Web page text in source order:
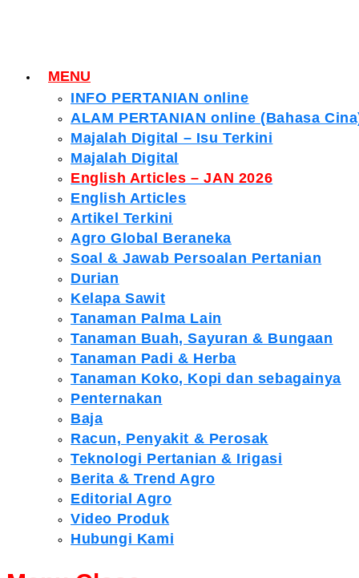
MENU
INFO PERTANIAN online
ALAM PERTANIAN online (Bahasa
Majalah Digital – Isu Terkini
Majalah Digital
English Articles – JAN 2026
English Articles
Artikel Terkini
Agro Global Beraneka
Soal & Jawab Persoalan Pertanian
Durian
Kelapa Sawit
Tanaman Palma Lain
Tanaman Buah, Sayuran & Bungaan
Tanaman Padi & Herba
Tanaman Koko, Kopi dan sebagainya
Penternakan
Baja
Racun, Penyakit & Perosak
Teknologi Pertanian & Irigasi
Berita & Trend Agro
Editorial Agro
Video Produk
Hubungi Kami